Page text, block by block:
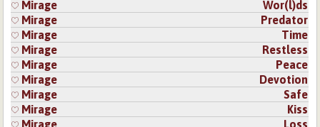
Mirage
Wor(l)ds
Mirage
Predator
Mirage
Time
Mirage
Restless
Mirage
Peace
Mirage
Devotion
Mirage
Safe
Mirage
Kiss